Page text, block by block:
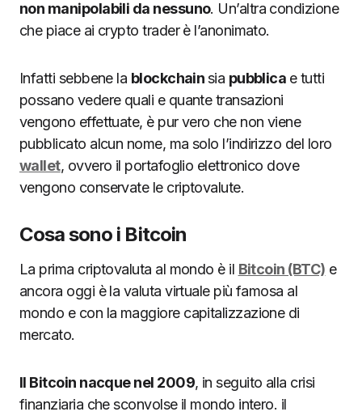
non manipolabili da nessuno. Un’altra condizione
che piace ai crypto trader è l’anonimato.
Infatti sebbene la blockchainsia pubblica e tutti
possano vedere quali e quante transazioni
vengono effettuate, è pur vero che non viene
pubblicato alcun nome, ma solo l’indirizzo del loro
wallet, ovvero il portafoglio elettronico dove
vengono conservate le criptovalute.
Cosa sono i Bitcoin
La prima criptovaluta al mondo è il Bitcoin (BTC) e
ancora oggi è la valuta virtuale più famosa al
mondo e con la maggiore capitalizzazione di
mercato.
Il Bitcoin nacque nel 2009, in seguito alla crisi
finanziaria che sconvolse il mondo intero. il